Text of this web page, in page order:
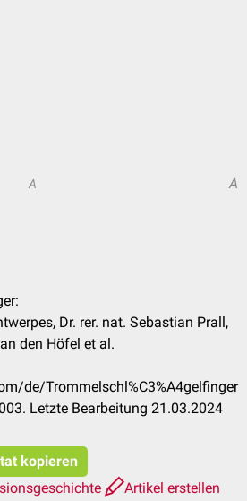
A A
Dr. rer. nat. Sebastian Prall,
den Höfel et al.
de/Trommelschl%C3%A4gelfinger
Letzte Bearbeitung 21.03.2024
kopieren
Artikel erstellen